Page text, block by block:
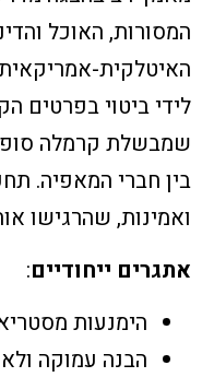
המסורות, האוכל
האיטלקית-אמריקאית
לידי ביטוי בפרטים
שמבשלת קרמלה
בין חברי המאפיה.
ואמינות, שהרגישו
אתגרים ייחודיים:
הימנעות
הבנה עמוקה